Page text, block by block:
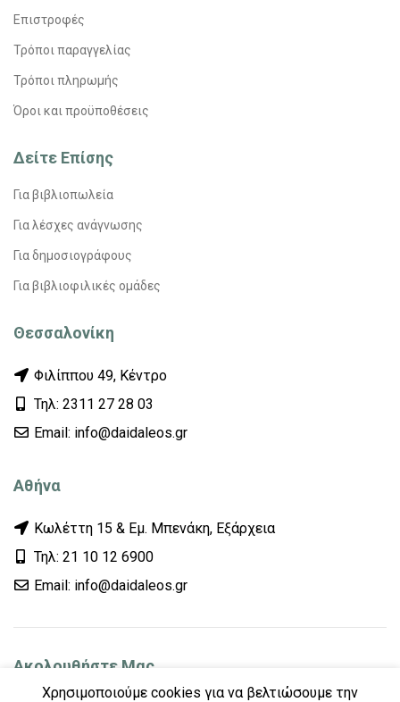
Επιστροφές
Τρόποι παραγγελίας
Τρόποι πληρωμής
Όροι και προϋποθέσεις
Δείτε Επίσης
Για βιβλιοπωλεία
Για λέσχες ανάγνωσης
Για δημοσιογράφους
Για βιβλιοφιλικές ομάδες
Θεσσαλονίκη
Φιλίππου 49, Κέντρο
Τηλ: 2311 27 28 03
Εmail: info@daidaleos.gr
Αθήνα
Κωλέττη 15 & Εμ. Μπενάκη, Εξάρχεια
Τηλ: 21 10 12 6900
Εmail: info@daidaleos.gr
Ακολουθήστε Μας
Χρησιμοποιούμε cookies για να βελτιώσουμε την